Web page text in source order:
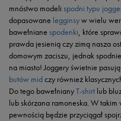
mnóstwo modeli spodni typu
dopasowane legginsyw wielu
bawełniane spodenki, które
prawda jesienią czy zimą nasza
domowym zaciszu, jednak
na miasto! Joggery świetnie
butów midczy również
Do tego bawełnianyT-shirt lub
lub skórzana ramoneska. W
pewnością będzie przyciągał